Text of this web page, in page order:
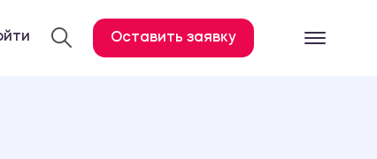
Оставить заявку